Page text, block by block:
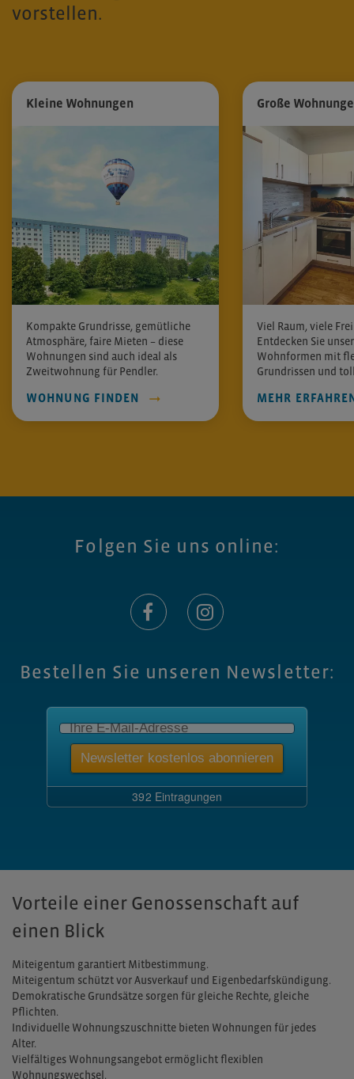
vorstellen.
Kleine Wohnungen
Kompakte Grundrisse, gemütliche
Atmosphäre, faire Mieten – diese
Wohnungen sind auch ideal als
Zweitwohnung für Pendler.
WOHNUNG FINDEN
Große
Viel Raum, viele
Entdecken Sie
Wohnformen mit
Grundrissen und
MEHR
Folgen Sie uns online:
Bestellen Sie unseren Newsletter:
Vorteile einer Genossenschaft auf
einen Blick
Miteigentum garantiert Mitbestimmung.
Miteigentum schützt vor Ausverkauf und Eigenbedarfskündigung.
Demokratische Grundsätze sorgen für gleiche Rechte, gleiche
Pflichten.
Individuelle Wohnungszuschnitte bieten Wohnungen für jedes
Alter.
Vielfältiges Wohnungsangebot ermöglicht flexiblen
Wohnungswechsel.